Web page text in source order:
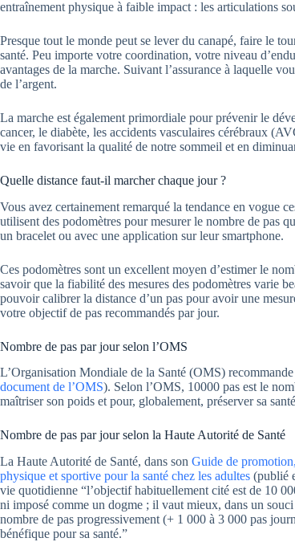
entraînement physique à faible impact : les articulations
Presque tout le monde peut se lever du canapé, faire le
santé. Peu importe votre coordination, votre niveau
avantages de la marche. Suivant l’assurance à laquelle
de l’argent.
La marche est également primordiale pour prévenir le
cancer, le diabète, les accidents vasculaires cérébraux
vie en favorisant la qualité de notre sommeil et en
Quelle distance faut-il marcher chaque jour ?
Vous avez certainement remarqué la tendance en vogue
utilisent des podomètres pour mesurer le nombre de pas
un bracelet ou avec une application sur leur smartphone.
Ces podomètres sont un excellent moyen d’estimer le
savoir que la fiabilité des mesures des podomètres varie
pouvoir calibrer la distance d’un pas pour avoir une
votre objectif de pas recommandés par jour.
Nombre de pas par jour selon l’OMS
L’Organisation Mondiale de la Santé (OMS)
document de l’OMS). Selon l’OMS, 10000 pas est le
maîtriser son poids et pour, globalement, préserver sa
Nombre de pas par jour selon la Haute Autorité de Santé
La Haute Autorité de Santé, dans son Guide de
physique et sportive pour la santé chez les adultes (publié
vie quotidienne “l’objectif habituellement cité est de 10
ni imposé comme un dogme ; il vaut mieux, dans un
nombre de pas progressivement (+ 1 000 à 3 000 pas
bénéfique pour sa santé.”